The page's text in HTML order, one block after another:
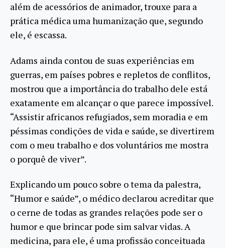
além de acessórios de animador, trouxe para a
prática médica uma humanização que, segundo
ele, é escassa.
Adams ainda contou de suas experiências em
guerras, em países pobres e repletos de conflitos,
mostrou que a importância do trabalho dele está
exatamente em alcançar o que parece impossível.
“Assistir africanos refugiados, sem moradia e em
péssimas condições de vida e saúde, se divertirem
com o meu trabalho e dos voluntários me mostra
o porquê de viver”.
Explicando um pouco sobre o tema da palestra,
“Humor e saúde”, o médico declarou acreditar que
o cerne de todas as grandes relações pode ser o
humor e que brincar pode sim salvar vidas. A
medicina, para ele, é uma profissão conceituada